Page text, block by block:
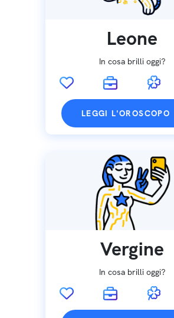
Leone
In cosa brilli oggi?
LEGGI L'OROSCOPO
Vergine
In cosa brilli oggi?